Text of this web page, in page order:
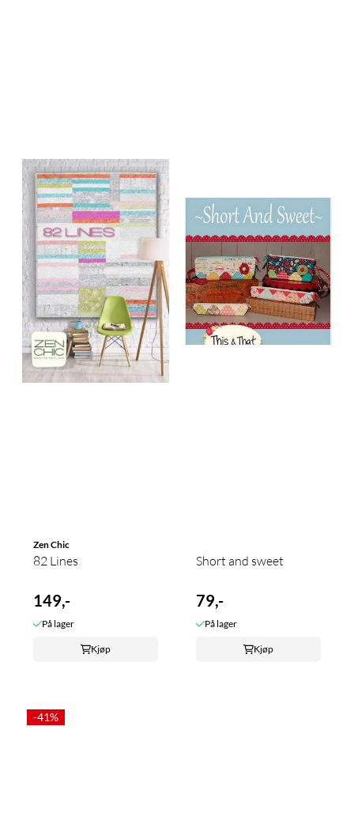
Zen Chic
82 Lines
149,-
På lager
Kjøp
Short and sweet
79,-
På lager
Kjøp
-41%